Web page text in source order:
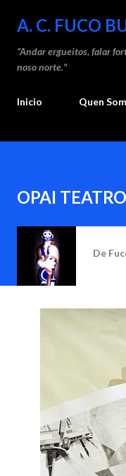
Saltar
A. C. FUCO
“Andar ergueitos, falar
noso norte."
Inicio Quen
OPAI TEATRO
De